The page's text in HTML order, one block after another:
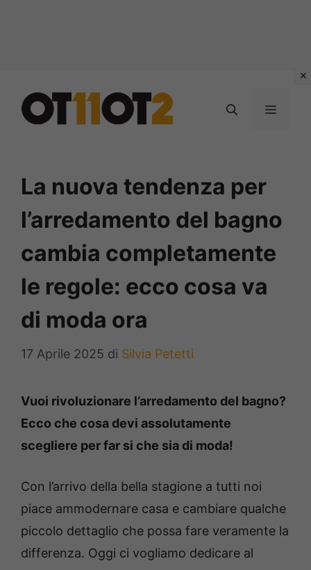
contenuto
MENU
La nuova tendenza per
l’arredamento del bagno
cambia completamente
le regole: ecco cosa va
di moda ora
17 Aprile 2025 di Silvia Petetti
Vuoi rivoluzionare l’arredamento del bagno?
Ecco che cosa devi assolutamente
scegliere per far si che sia di moda!
Con l’arrivo della bella stagione a tutti noi
piace ammodernare casa e cambiare qualche
piccolo dettaglio che possa fare veramente la
differenza. Oggi ci vogliamo dedicare al